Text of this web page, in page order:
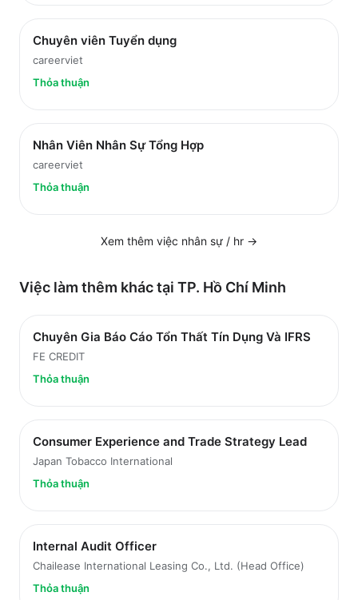
Chuyên viên Tuyển dụng
careerviet
Thỏa thuận
Nhân Viên Nhân Sự Tổng Hợp
careerviet
Thỏa thuận
Xem thêm việc nhân sự / hr →
Việc làm thêm khác tại TP. Hồ Chí Minh
Chuyên Gia Báo Cáo Tổn Thất Tín Dụng Và IFRS
FE CREDIT
Thỏa thuận
Consumer Experience and Trade Strategy Lead
Japan Tobacco International
Thỏa thuận
Internal Audit Officer
Chailease International Leasing Co., Ltd. (Head Office)
Thỏa thuận